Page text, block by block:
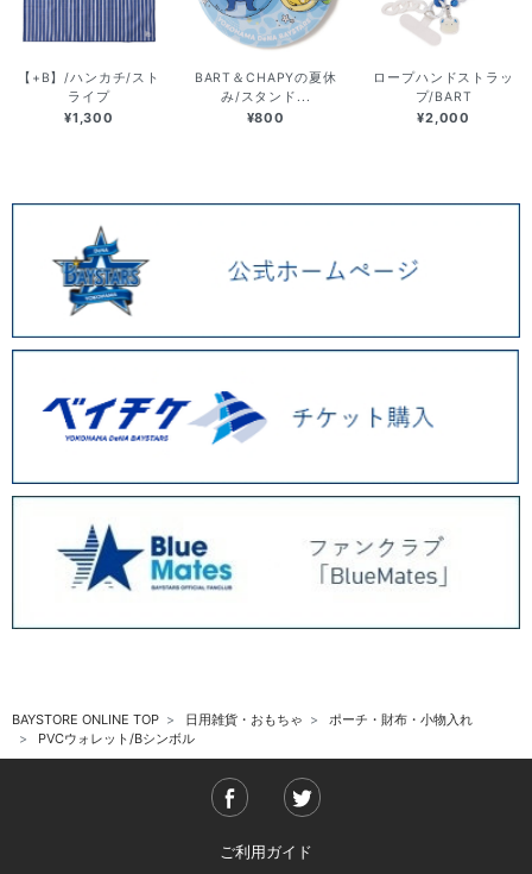
【+B】/ハンカチ/スト
ライプ
¥1,300
BART＆CHAPYの夏休
み/スタンド...
¥800
ロープハンドストラッ
プ/BART
¥2,000
BAYSTORE ONLINE TOP 日用雑貨・おもちゃ
ポーチ・財布・小物入れ
PVCウォレット/Bシンボル
ご利用ガイド